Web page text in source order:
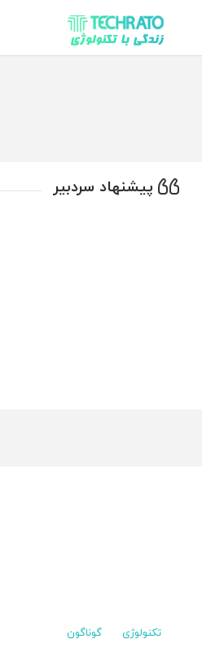
تکراتو – زندگی با تکنولوژی
پیشنهاد سردبیر
تکنولوژی گوناگون